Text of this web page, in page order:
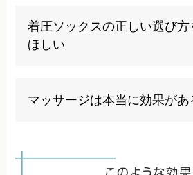
じて循環器内科や血管外科など
受けることをお勧めします。初
着圧ソックスの正しい選び方
ほしい
最も高く段階的に圧が弱くなる
談して適切なサイズを選択して
マッサージは本当に効果があ
改善に効果的ですが、強すぎる
果になる場合もあります。適切